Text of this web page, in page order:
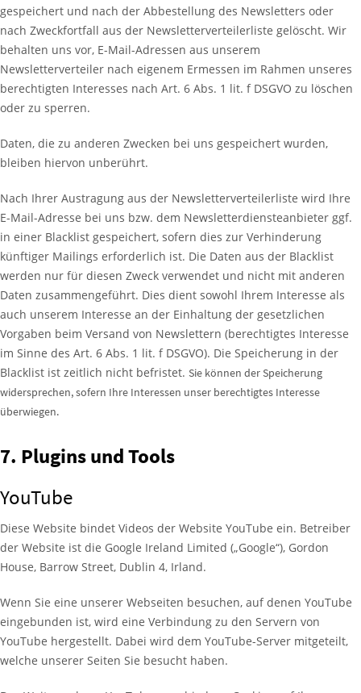
gespeichert und nach der Abbestellung des Newsletters oder
nach Zweckfortfall aus der Newsletterverteilerliste gelöscht. Wir
behalten uns vor, E-Mail-Adressen aus unserem
Newsletterverteiler nach eigenem Ermessen im Rahmen unseres
berechtigten Interesses nach Art. 6 Abs. 1 lit. f DSGVO zu löschen
oder zu sperren.
Daten, die zu anderen Zwecken bei uns gespeichert wurden,
bleiben hiervon unberührt.
Nach Ihrer Austragung aus der Newsletterverteilerliste wird Ihre
E-Mail-Adresse bei uns bzw. dem Newsletterdiensteanbieter ggf.
in einer Blacklist gespeichert, sofern dies zur Verhinderung
künftiger Mailings erforderlich ist. Die Daten aus der Blacklist
werden nur für diesen Zweck verwendet und nicht mit anderen
Daten zusammengeführt. Dies dient sowohl Ihrem Interesse als
auch unserem Interesse an der Einhaltung der gesetzlichen
Vorgaben beim Versand von Newslettern (berechtigtes Interesse
im Sinne des Art. 6 Abs. 1 lit. f DSGVO). Die Speicherung in der
Blacklist ist zeitlich nicht befristet. Sie können der Speicherung
widersprechen, sofern Ihre Interessen unser berechtigtes Interesse
überwiegen.
7. Plugins und Tools
YouTube
Diese Website bindet Videos der Website YouTube ein. Betreiber
der Website ist die Google Ireland Limited („Google“), Gordon
House, Barrow Street, Dublin 4, Irland.
Wenn Sie eine unserer Webseiten besuchen, auf denen YouTube
eingebunden ist, wird eine Verbindung zu den Servern von
YouTube hergestellt. Dabei wird dem YouTube-Server mitgeteilt,
welche unserer Seiten Sie besucht haben.